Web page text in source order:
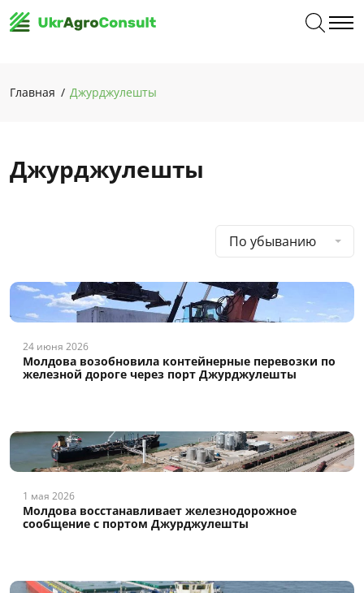
Главная Джурджулешты
Джурджулешты
По убыванию
24 июня 2026
Молдова возобновила контейнерные перевозки по
железной дороге через порт Джурджулешты
1 мая 2026
Молдова восстанавливает железнодорожное
сообщение с портом Джурджулешты